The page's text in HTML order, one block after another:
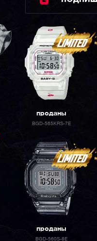
проданы
BGD-565KRS-7E
проданы
BGD-560S-8E